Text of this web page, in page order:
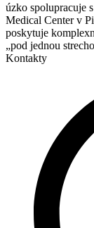
úzko spolupracuje
Medical Center v
poskytuje
„pod jednou
Kontakty